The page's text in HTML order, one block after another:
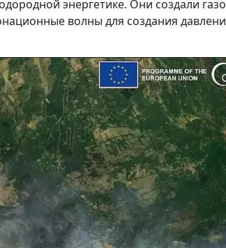
энергетике. Они создали
волны для создания